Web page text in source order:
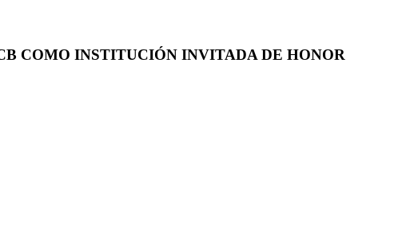
COMO INSTITUCIÓN INVITADA DE HONOR